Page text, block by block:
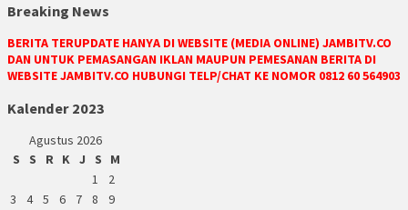
Breaking News
BERITA TERUPDATE HANYA DI WEBSITE (MEDIA ONLINE) JAMBITV.CO
DAN UNTUK PEMASANGAN IKLAN MAUPUN PEMESANAN BERITA DI
WEBSITE JAMBITV.CO HUBUNGI TELP/CHAT KE NOMOR 0812 60 564903
Kalender 2023
Agustus 2026
S
S R K J S
M
1
2
3
4 5 6 7 8
9